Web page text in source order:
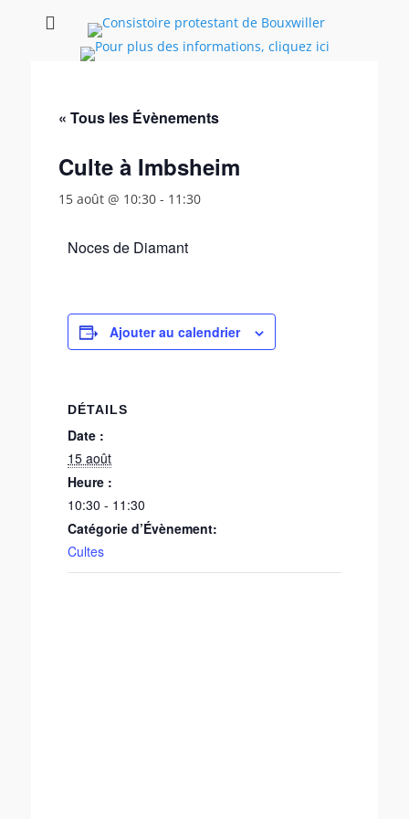
Consistoire
protestant de
Le site internet du consistoire de Bouxwiller
« Tous les Évènements
Culte à Imbsheim
15 août @ 10:30 - 11:30
Noces de Diamant
Ajouter au calendrier
DÉTAILS
Date :
15 août
Heure :
10:30 - 11:30
Catégorie d’Évènement:
Cultes